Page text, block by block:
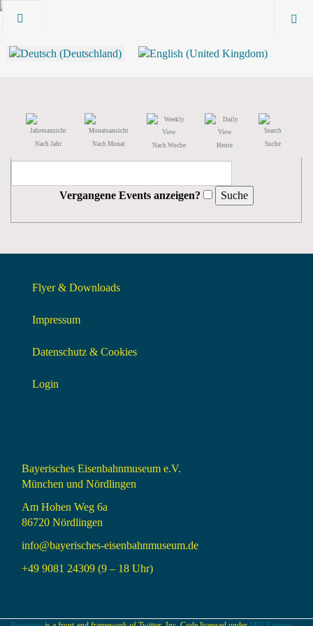
Nach Jahr Nach Monat Nach Woche Heute Suche
Vergangene Events anzeigen?
Flyer & Downloads
Impressum
Datenschutz & Cookies
Login
Bayerisches Eisenbahnmuseum e.V.
München und Nördlingen
Am Hohen Weg 6a
86720 Nördlingen
info@bayerisches-eisenbahnmuseum.de
+49 9081 24309 (9 – 18 Uhr)